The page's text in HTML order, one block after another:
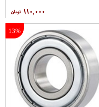
۱۱۰,۰۰۰
13%